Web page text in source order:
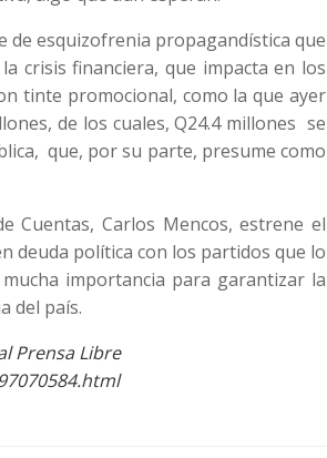
de esquizofrenia propagandística que
crisis financiera, que impacta en los
tinte promocional, como la que ayer
de los cuales, Q24.4 millones se
que, por su parte, presume como
Carlos Mencos, estrene el
deuda política con los partidos que lo
importancia para garantizar la
del país.
Prensa Libre